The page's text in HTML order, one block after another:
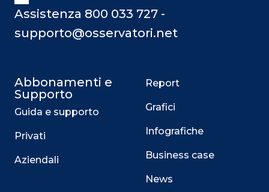
Assistenza 800 033 727 -
supporto@osservatori.net
Abbonamenti e
Supporto
Guida e supporto
Privati
Aziendali
Report
Grafici
Infografiche
Business case
News